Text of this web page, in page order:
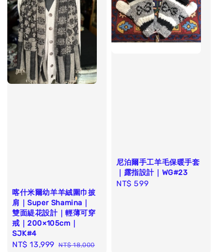
喀什米爾幼羊羊絨圍巾披
肩｜Super Shamina｜
雙面緹花設計｜輕薄可穿
戒｜200×105cm｜
SJK#4
Sale
NT$ 13,999 Regular
NT$ 18,000
尼泊爾手工羊毛保暖手套
｜露指設計｜WG#23
Regular
NT$ 599